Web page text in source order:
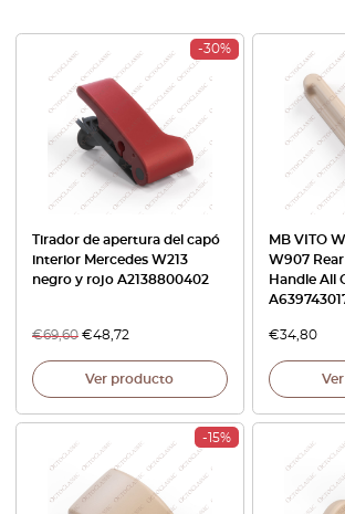
-30%
Tirador de apertura del capó
interior Mercedes W213
negro y rojo A2138800402
€69,60 €48,72
Ver producto
MB VITO
W907
Handle All
€34,80
-15%